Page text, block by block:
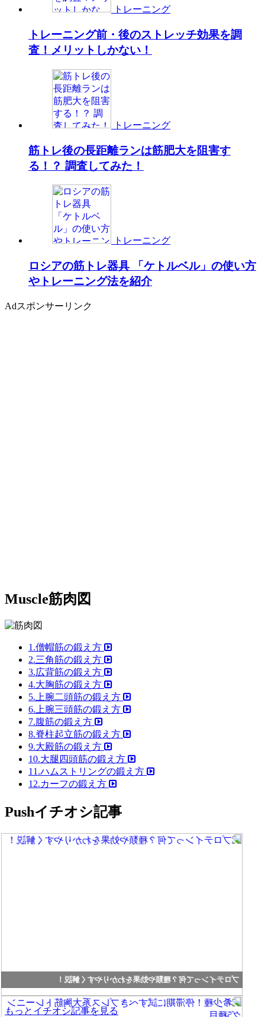
トレーニング
トレーニング前・後のストレッチ効果を調
査！メリットしかない！
トレーニング
筋トレ後の長距離ランは筋肥大を阻害す
る！？ 調査してみた！
トレーニング
ロシアの筋トレ器具 「ケトルベル」の使い方
やトレーニング法を紹介
Adスポンサーリンク
Muscle筋肉図
1.僧帽筋の鍛え方
2.三角筋の鍛え方
3.広背筋の鍛え方
4.大胸筋の鍛え方
5.上腕二頭筋の鍛え方
6.上腕三頭筋の鍛え方
7.腹筋の鍛え方
8.脊柱起立筋の鍛え方
9.大殿筋の鍛え方
10.大腿四頭筋の鍛え方
11.ハムストリングの鍛え方
12.カーフの鍛え方
Pushイチオシ記事
プロテインって何？種類や効果をわかりやすく解説！
もっとイチオシ記事を見る